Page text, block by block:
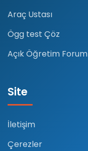
Araç Ustası
Ögg test Çöz
Açık Öğretim Forum
Site
İletişim
Çerezler